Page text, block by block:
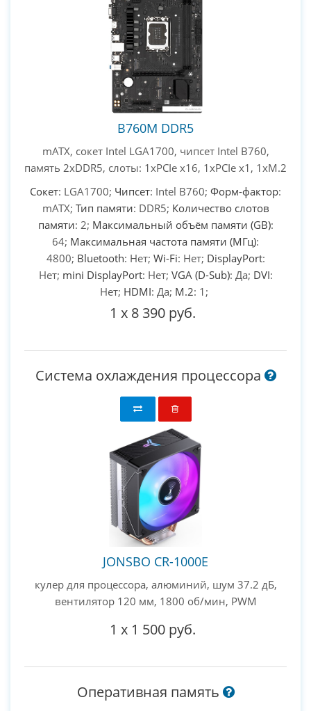
B760M DDR5
mATX, сокет Intel LGA1700, чипсет Intel B760,
память 2xDDR5, слоты: 1xPCIe x16, 1xPCIe x1, 1xM.2
Сокет: LGA1700; Чипсет: Intel B760; Форм-фактор:
mATX; Тип памяти: DDR5; Количество слотов
памяти: 2; Максимальный объём памяти (GB):
64; Максимальная частота памяти (МГц):
4800; Bluetooth: Нет; Wi-Fi: Нет; DisplayPort:
Нет; mini DisplayPort: Нет; VGA (D-Sub): Да; DVI:
Нет; HDMI: Да; M.2: 1;
1 x 8 390 руб.
Система охлаждения процессора
JONSBO CR-1000E
кулер для процессора, алюминий, шум 37.2 дБ,
вентилятор 120 мм, 1800 об/мин, PWM
1 x 1 500 руб.
Оперативная память